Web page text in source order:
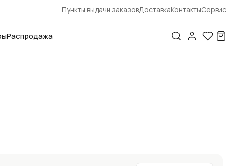
Пункты выдачи заказовДоставкаКонтактыСервис
Распродажа